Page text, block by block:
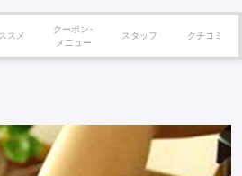
スメ
クーポン･
メニュー
スタッフ クチコミ